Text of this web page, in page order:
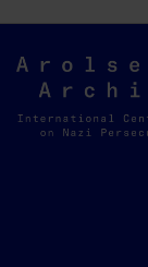
Arolsen
Archives